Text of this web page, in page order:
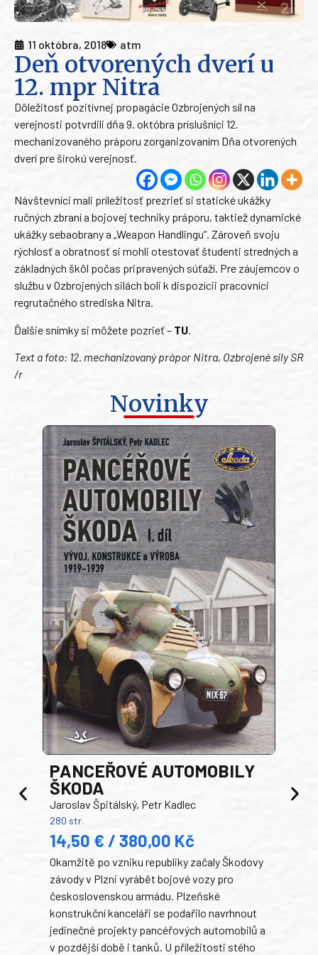
11 októbra, 2018 atm
Deň otvorených dverí u
12. mpr Nitra
Dôležitosť pozitívnej propagácie Ozbrojených síl na
verejnosti potvrdili dňa 9. októbra príslušníci 12.
mechanizovaného práporu zorganizovaním Dňa otvorených
dverí pre širokú verejnosť.
Návštevníci mali príležitosť prezrieť si statické ukážky
ručných zbraní a bojovej techniky práporu, taktiež dynamické
ukážky sebaobrany a „Weapon Handlingu“. Zároveň svoju
rýchlosť a obratnosť si mohli otestovať študenti stredných a
základných škôl počas pripravených súťaží. Pre záujemcov o
službu v Ozbrojených silách boli k dispozícii pracovníci
regrutačného strediska Nitra.
Ďalšie snímky si môžete pozrieť – TU
Text a foto: 12. mechanizovaný prápor Nitra, Ozbrojené sily SR
/r
Novinky
PANCEŘOVÉ AUTOMOBILY
ŠKODA
Jaroslav Špitálský, Petr Kadlec
280 str.
14,50 € / 380,00 Kč
Okamžitě po vzniku republiky začaly Škodovy
závody v Plzni vyrábět bojové vozy pro
československou armádu. Plzeňské
konstrukční kanceláři se podařilo navrhnout
jedinečné projekty pancéřových automobilů a
v pozdější době i tanků. U příležitosti stého